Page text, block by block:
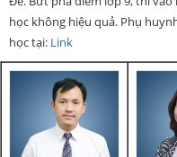
học không hiệu quả. Phụ
học tại: Link